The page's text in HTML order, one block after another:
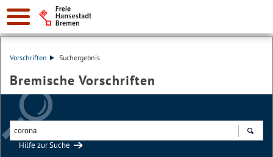
Vorschriften Suchergebnis
Bremische Vorschriften
Hilfe zur Suche